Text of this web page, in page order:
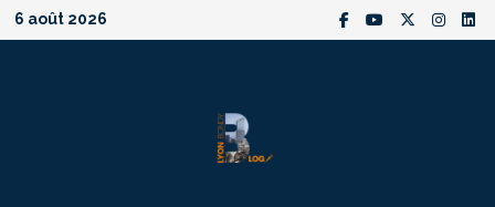
Passer
au
6 août 2026